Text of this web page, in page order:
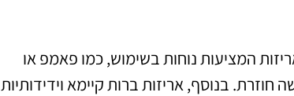
המציעות נוחות בשימוש, כמו פאמפ או
חוזרת. בנוסף, אריזות ברות קיימא וידידותיות